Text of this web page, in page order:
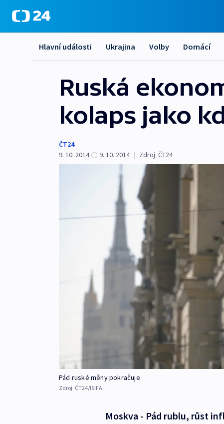
Hlavní události Ukrajina Volby Domácí
Ruská
kolaps jako
ČT24
9. 10. 2014
9. 10. 2014 | Zdroj: ČT24
Pád ruské měny pokračuje
Zdroj: ČT24/ISIFA
Moskva - Pád rublu, růst